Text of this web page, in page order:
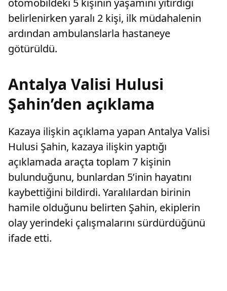
belirlenirken yaralı 2 kişi, ilk müdahalenin
ardından ambulanslarla hastaneye
götürüldü.
Antalya Valisi Hulusi
Şahin’den açıklama
Kazaya ilişkin açıklama yapan Antalya Valisi
Hulusi Şahin, kazaya ilişkin yaptığı
açıklamada araçta toplam 7 kişinin
bulunduğunu, bunlardan 5’inin hayatını
kaybettiğini bildirdi. Yaralılardan birinin
hamile olduğunu belirten Şahin, ekiplerin
olay yerindeki çalışmalarını sürdürdüğünü
ifade etti.